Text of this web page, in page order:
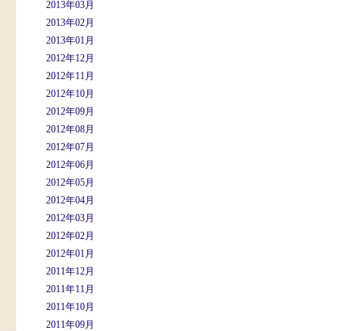
2013年03月
2013年02月
2013年01月
2012年12月
2012年11月
2012年10月
2012年09月
2012年08月
2012年07月
2012年06月
2012年05月
2012年04月
2012年03月
2012年02月
2012年01月
2011年12月
2011年11月
2011年10月
2011年09月